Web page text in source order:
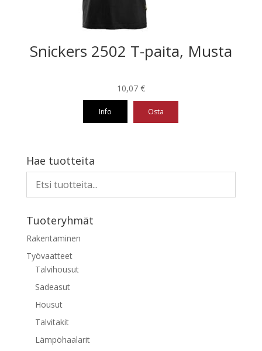
Snickers 2502 T-paita, Musta
10,07 €
Info Osta
on
useampi
muunnelma.
Voit
valinnat
tuotteen
sivulla.
Hae tuotteita
Tuoteryhmät
Rakentaminen
Työvaatteet
Talvihousut
Sadeasut
Housut
Talvitakit
Lämpöhaalarit